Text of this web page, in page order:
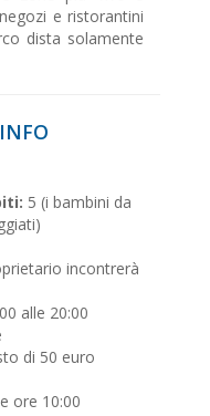
e ristorantini
dista solamente
5 (i bambini da
incontrerà
alle 20:00
di 50 euro
ore 10:00